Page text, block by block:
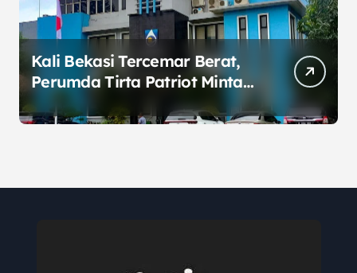
Kali Bekasi Tercemar Berat,
Perumda Tirta Patriot Minta
Maaf atas Penurunan Kualitas
Air